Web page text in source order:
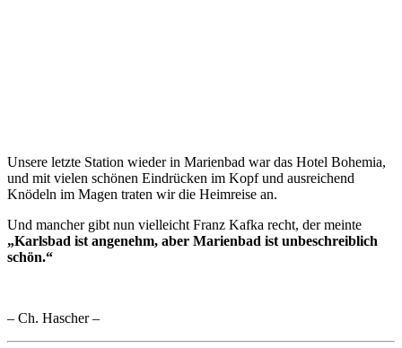
Unsere letzte Station wieder in Marienbad war das Hotel Bohemia,
und mit vielen schönen Eindrücken im Kopf und ausreichend
Knödeln im Magen traten wir die Heimreise an.
Und mancher gibt nun vielleicht Franz Kafka recht, der meinte
„Karlsbad ist angenehm, aber Marienbad ist unbeschreiblich
schön.“
– Ch. Hascher –